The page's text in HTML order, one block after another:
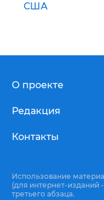
США
О проекте
Редакция
Контакты
Использование
(для интернет-изданий
третьего абзаца.